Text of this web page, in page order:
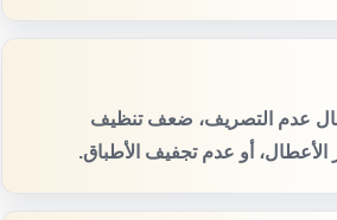
عدم التصريف، ضعف تنظيف
الأعطال، أو عدم تجفيف الأطباق.